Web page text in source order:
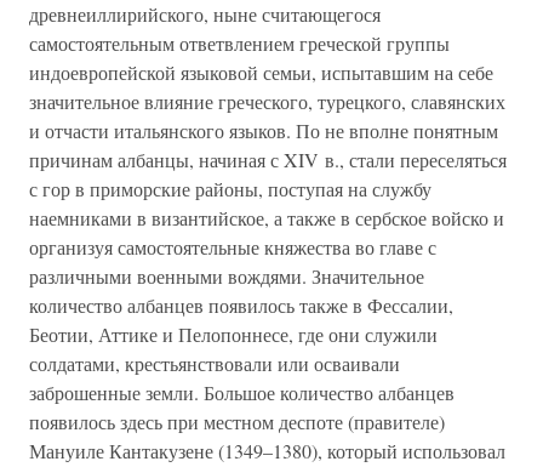
древнеиллирийского, ныне считающегося
самостоятельным ответвлением греческой группы
индоевропейской языковой семьи, испытавшим на себе
значительное влияние греческого, турецкого, славянских
и отчасти итальянского языков. По не вполне понятным
причинам албанцы, начиная с XIV в., стали переселяться
с гор в приморские районы, поступая на службу
наемниками в византийское, а также в сербское войско и
организуя самостоятельные княжества во главе с
различными военными вождями. Значительное
количество албанцев появилось также в Фессалии,
Беотии, Аттике и Пелопоннесе, где они служили
солдатами, крестьянствовали или осваивали
заброшенные земли. Большое количество албанцев
появилось здесь при местном деспоте (правителе)
Мануиле Кантакузене (1349–1380), который использовал